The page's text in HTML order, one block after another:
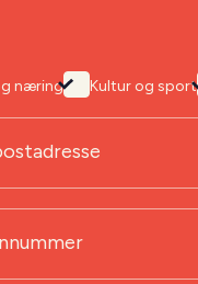
næring Kultur og sport